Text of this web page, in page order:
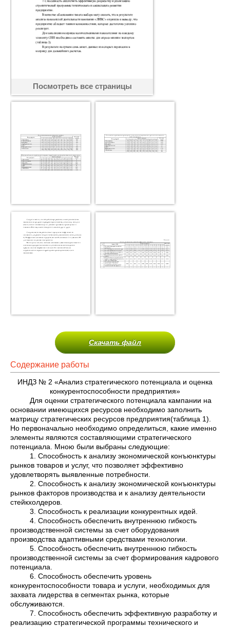
Посмотреть все страницы
Скачать файл
Содержание работы
ИНДЗ № 2 «Анализ стратегического потенциала и оценка
конкурентоспособности предприятия»
Для оценки стратегического потенциала кампании на
основании имеющихся ресурсов необходимо заполнить
матрицу стратегических ресурсов предприятия(таблица 1).
Но первоначально необходимо определиться, какие именно
элементы являются составляющими стратегического
потенциала. Мною были выбраны следующие:
1. Способность к анализу экономической конъюнктуры
рынков товаров и услуг, что позволяет эффективно
удовлетворять выявленные потребности.
2. Способность к анализу экономической конъюнктуры
рынков факторов производства и к анализу деятельности
стейкхолдеров.
3. Способность к реализации конкурентных идей.
4. Способность обеспечить внутреннюю гибкость
производственной системы за счет оборудования
производства адаптивными средствами технологии.
5. Способность обеспечить внутреннюю гибкость
производственной системы за счет формирования кадрового
потенциала.
6. Способность обеспечить уровень
конкурентоспособности товара и услуги, необходимых для
захвата лидерства в сегментах рынка, которые
обслуживаются.
7. Способность обеспечить эффективную разработку и
реализацию стратегической программы технического и